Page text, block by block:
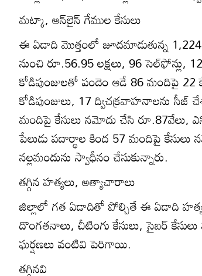
మట్కా, ఆన్‌లైన్‌ గేముల కేసులు
ఈ ఏడాది మొత్తంలో జూదమాడుతున్న
నుంచి రూ.56.95 లక్షలు, 96
కోడిపుంజులతో పందెం ఆడే 86 మందిపై 22
కోడిపుంజులు, 17 ద్విచక్రవాహనాలను సీజ్‌
మందిపై కేసులు నమోదు చేసి రూ.87వేలు,
పేలుడు పదార్థాల కింద 57 మందిపై
నల్లమందును స్వాధీనం చేసుకున్నారు.
తగ్గిన హత్యలు, అత్యాచారాలు
జిల్లాలో గత ఏడాదితో పోల్చితే ఈ ఏడాది
దొంగతనాలు, చీటింగు కేసులు, సైబర్‌
ఘర్షణలు వంటివి పెరిగాయి.
తగ్గినవి